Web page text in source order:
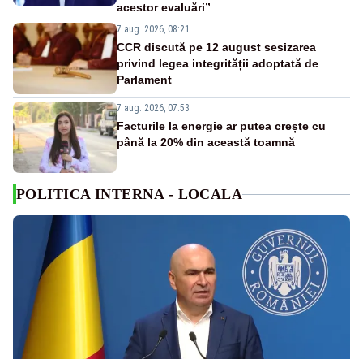
acestor evaluări”
7 aug. 2026, 08:21
CCR discută pe 12 august sesizarea
privind legea integrității adoptată de
Parlament
7 aug. 2026, 07:53
Facturile la energie ar putea crește cu
până la 20% din această toamnă
POLITICA INTERNA - LOCALA